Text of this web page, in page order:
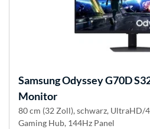
SamsungOdyssey G70D
Monitor
80 cm (32 Zoll), schwarz, UltraHD/
Gaming Hub, 144Hz Panel